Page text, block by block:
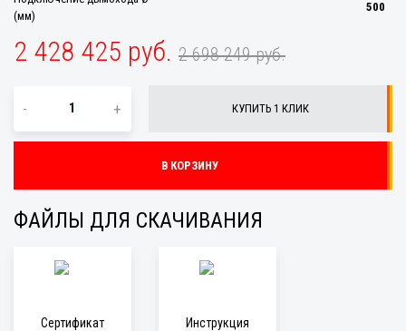
(мм)
500
2 428 425 руб. 2 698 249 руб.
- + КУПИТЬ 1 КЛИК
В КОРЗИНУ
ФАЙЛЫ ДЛЯ СКАЧИВАНИЯ
Сертификат Инструкция